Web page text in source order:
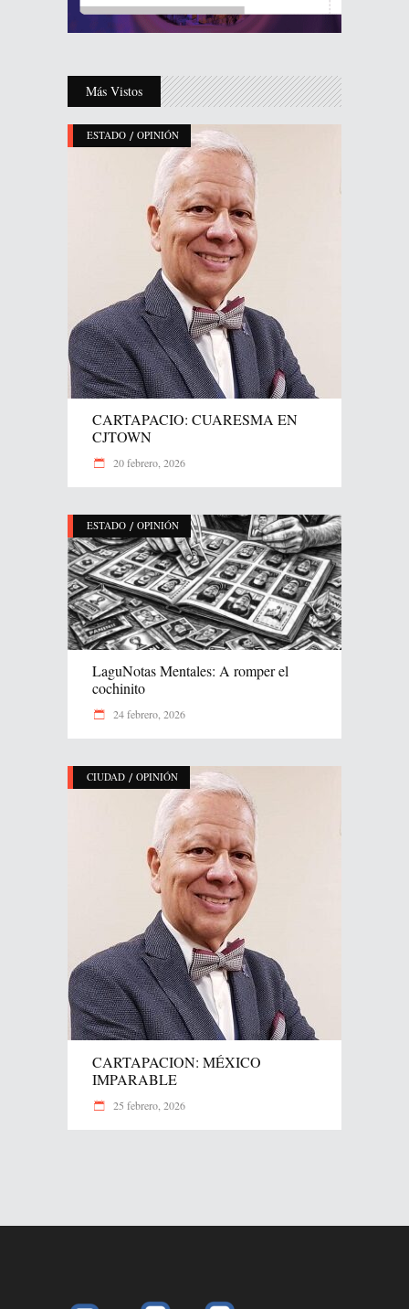
Más Vistos
ESTADO / OPINIÓN
CARTAPACIO: CUARESMA EN
CJTOWN
20 febrero, 2026
ESTADO / OPINIÓN
LaguNotas Mentales: A romper el
cochinito
24 febrero, 2026
CIUDAD / OPINIÓN
CARTAPACION: MÉXICO
IMPARABLE
25 febrero, 2026